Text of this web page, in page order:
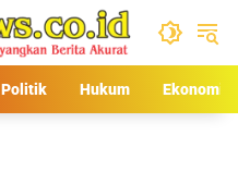
Politik Hukum Ekonomi